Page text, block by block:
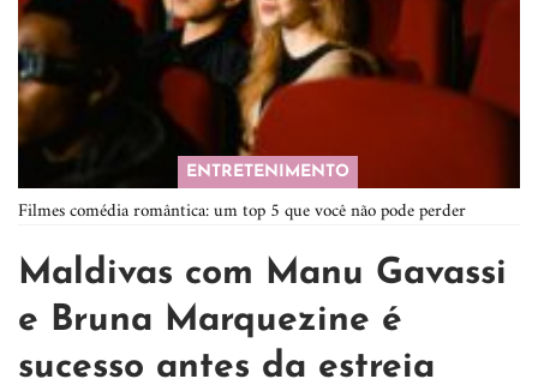
ENTRETENIMENTO
Filmes comédia romântica: um top 5 que você não pode perder
Maldivas com Manu Gavassi
e Bruna Marquezine é
sucesso antes da estreia